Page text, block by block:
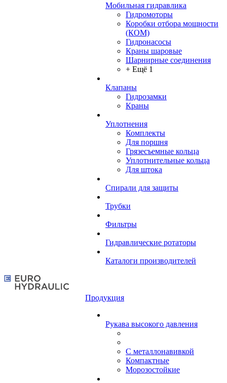
Мобильная гидравлика
Гидромоторы
Коробки отбора мощности
(КОМ)
Гидронасосы
Краны шаровые
Шарнирные соединения
+ Ещё 1
Клапаны
Гидрозамки
Краны
Уплотнения
Комплекты
Для поршня
Грязесъемные кольца
Уплотнительные кольца
Для штока
Спирали для защиты
Трубки
Фильтры
Гидравлические ротаторы
Каталоги производителей
Продукция
Рукава высокого давления
С металлонавивкой
Компактные
Морозостойкие